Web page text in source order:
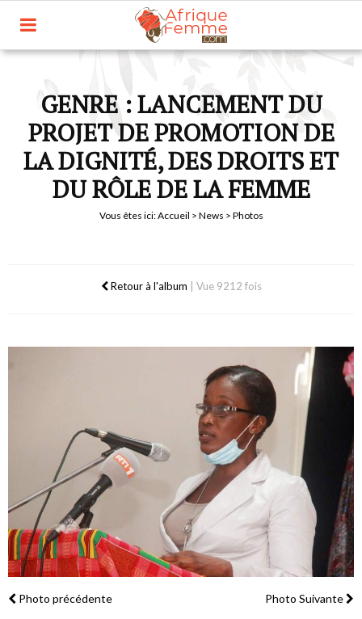
GENRE : LANCEMENT DU
PROJET DE PROMOTION DE
LA DIGNITÉ, DES DROITS ET
DU RÔLE DE LA FEMME
Vous êtes ici:Accueil > News > Photos
Retour à l'album Vue 9212 fois
Photo précédente Photo Suivante